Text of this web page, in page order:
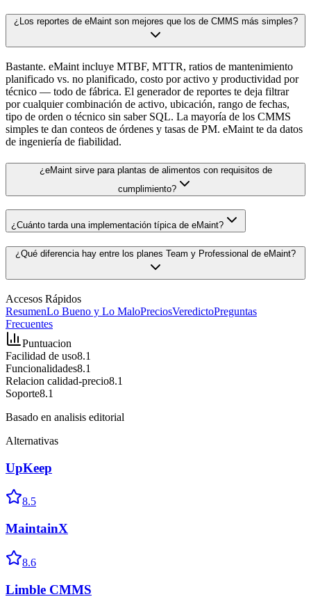
¿Los reportes de eMaint son mejores que los de CMMS más simples?
Bastante. eMaint incluye MTBF, MTTR, ratios de mantenimiento
planificado vs. no planificado, costo por activo y productividad por
técnico — todo de fábrica. El generador de reportes te deja filtrar
por cualquier combinación de activo, ubicación, rango de fechas,
tipo de orden o técnico sin saber SQL. La mayoría de los CMMS
simples te dan conteos de órdenes y tasas de PM. eMaint te da datos
de ingeniería de fiabilidad.
¿eMaint sirve para plantas de alimentos con requisitos de
cumplimiento?
¿Cuánto tarda una implementación típica de eMaint?
¿Qué diferencia hay entre los planes Team y Professional de eMaint?
Accesos Rápidos
ResumenLo Bueno y Lo MaloPreciosVeredictoPreguntas
Frecuentes
Puntuacion
Facilidad de uso8.1
Funcionalidades8.1
Relacion calidad-precio8.1
Soporte8.1
Basado en analisis editorial
Alternativas
UpKeep
8.5
MaintainX
8.6
Limble CMMS